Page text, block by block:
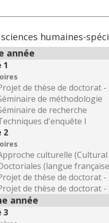
humaines-
année
1
de thèse de doctorat -
de méthodologie
de recherche
d'enquête I
2
culturelle (Cultural
(langue
de thèse de doctorat -
de thèse de doctorat -
année
3